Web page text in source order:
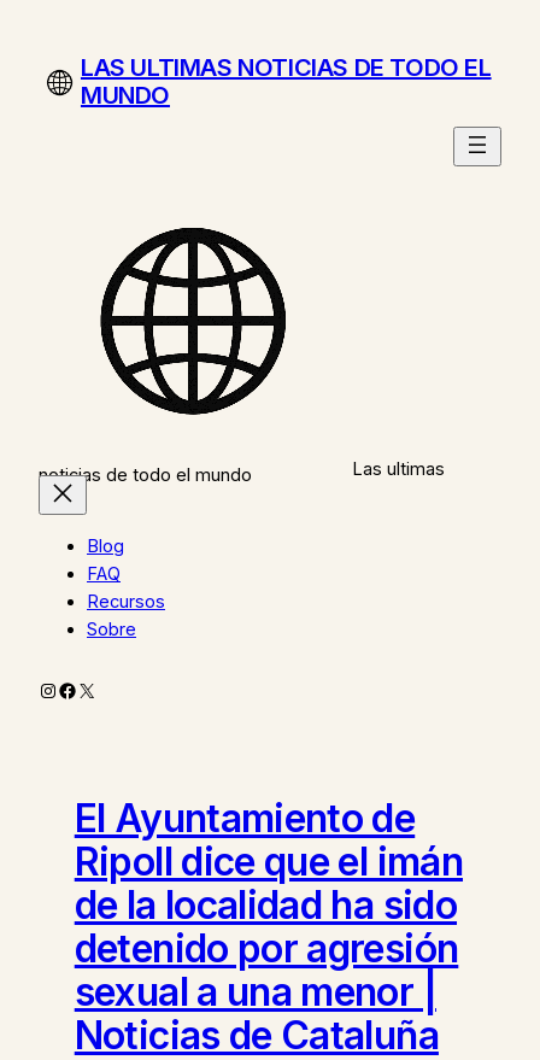
contenidoLAS ULTIMAS NOTICIAS DE TODO EL
MUNDO
Las ultimas
noticias de todo el mundo
Blog
FAQ
Recursos
Sobre
Instagram
Facebook
X
El Ayuntamiento de
Ripoll dice que el imán
de la localidad ha sido
detenido por agresión
sexual a una menor |
Noticias de Cataluña